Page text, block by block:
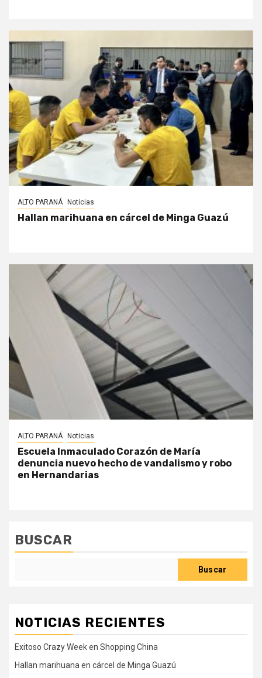
ALTO PARANÁ Noticias
Hallan marihuana en cárcel de Minga Guazú
ALTO PARANÁ Noticias
Escuela Inmaculado Corazón de María
denuncia nuevo hecho de vandalismo y robo
en Hernandarias
BUSCAR
Buscar
NOTICIAS RECIENTES
Exitoso Crazy Week en Shopping China
Hallan marihuana en cárcel de Minga Guazú